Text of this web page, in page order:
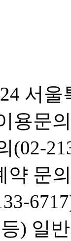
서
용문
(02-
약 문
) 일